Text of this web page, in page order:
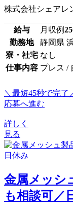
株式会社シェアレ
給与 月収例
勤務地
静岡県
寮・社宅 なし
仕事内容 プレス /
＼最短45秒で完了
応募へ進む
詳しく
見る
金属メッシ
も相談可／